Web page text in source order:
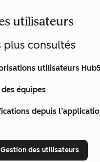
utilisateurs
plus consultés
utilisateurs
équipes
depuis
des utilisateurs